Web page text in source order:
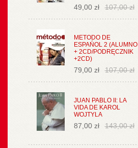
49,00 zł 107,00 zł
METODO DE
ESPAŃOL 2 (ALUMNO
+ 2CD/PODRĘCZNIK
+2CD)
79,00 zł 107,00 zł
JUAN PABLO II: LA
VIDA DE KAROL
WOJTYLA
87,00 zł 143,00 zł